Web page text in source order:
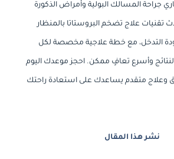
جراحة المسالك البولية وأمراض الذكورة
تقنيات علاج تضخم البروستاتا بالمنظار
التدخل، مع خطة علاجية مخصصة لكل
وأسرع تعافٍ ممكن. احجز موعدك اليوم
وعلاج متقدم يساعدك على استعادة راحتك
نشر هذا المقال